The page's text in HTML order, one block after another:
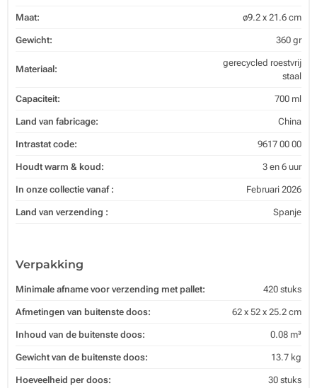
Maat: ø9.2 x 21.6 cm
Gewicht: 360 gr
Materiaal:
gerecycled roestvrij
staal
Capaciteit: 700 ml
Land van fabricage: China
Intrastat code: 9617 00 00
Houdt warm & koud: 3 en 6 uur
In onze collectie vanaf : Februari 2026
Land van verzending : Spanje
Verpakking
Minimale afname voor verzending met pallet: 420 stuks
Afmetingen van buitenste doos: 62 x 52 x 25.2 cm
Inhoud van de buitenste doos: 0.08 m³
Gewicht van de buitenste doos: 13.7 kg
Hoeveelheid per doos: 30 stuks